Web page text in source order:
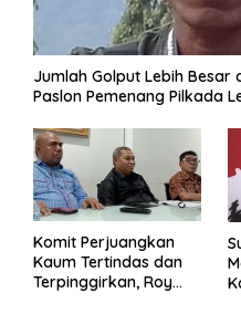
Jumlah Golput Lebih Besar
Paslon Pemenang Pilkada
Komit Perjuangkan
Kaum Tertindas dan
Terpinggirkan, Roy